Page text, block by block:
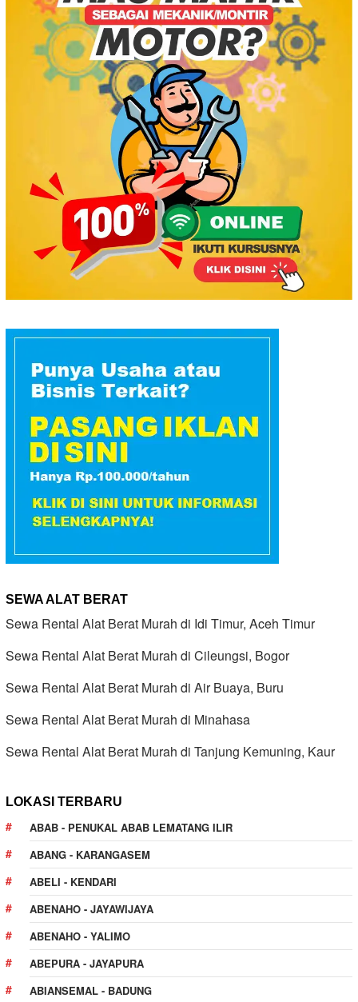
SEWA ALAT BERAT
Sewa Rental Alat Berat Murah di Idi Timur, Aceh Timur
Sewa Rental Alat Berat Murah di Cileungsi, Bogor
Sewa Rental Alat Berat Murah di Air Buaya, Buru
Sewa Rental Alat Berat Murah di Minahasa
Sewa Rental Alat Berat Murah di Tanjung Kemuning, Kaur
LOKASI TERBARU
ABAB - PENUKAL ABAB LEMATANG ILIR
ABANG - KARANGASEM
ABELI - KENDARI
ABENAHO - JAYAWIJAYA
ABENAHO - YALIMO
ABEPURA - JAYAPURA
ABIANSEMAL - BADUNG